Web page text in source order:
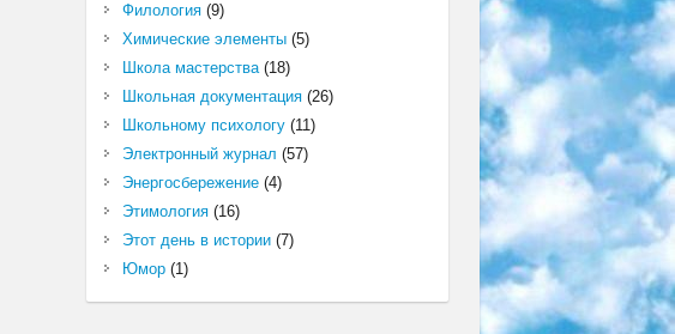
Филология(9)
Химические элементы(5)
Школа мастерства(18)
Школьная документация(26)
Школьному психологу(11)
Электронный журнал (57)
Энергосбережение(4)
Этимология(16)
Этот день в истории(7)
Юмор(1)